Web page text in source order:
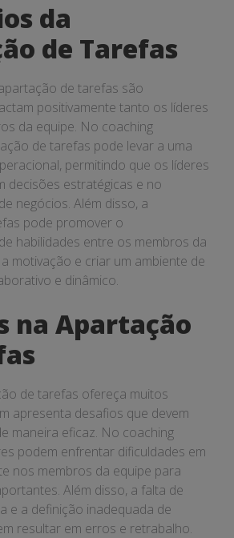
da
de Tarefas
de tarefas são
positivamente tanto os líderes
da equipe. No coaching
de tarefas pode levar a uma
permitindo que os líderes
decisões estratégicas e no
negócios. Além disso, a
pode promover o
habilidades entre os membros da
motivação e criar um ambiente de
e dinâmico.
na Apartação
de tarefas ofereça muitos
apresenta desafios que devem
maneira eficaz. No coaching
podem enfrentar dificuldades em
nos membros da equipe para
Além disso, a falta de
e a definição inadequada de
resultar em erros e retrabalho.